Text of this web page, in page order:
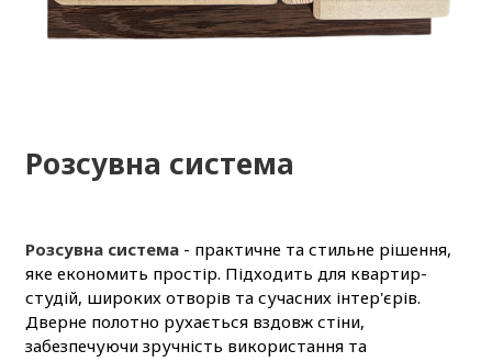
Розсувна система
Розсувна система- практичне та стильне рішення,
яке економить простір. Підходить для квартир-
студій, широких отворів та сучасних інтер'єрів.
Дверне полотно рухається вздовж стіни,
забезпечуючи зручність використання та